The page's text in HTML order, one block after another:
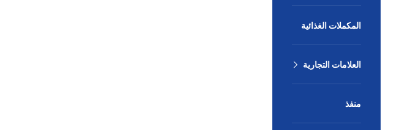
المكملات الغذائية
العلامات التجارية
منفذ